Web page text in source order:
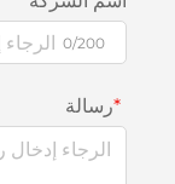
0/200
رسالة